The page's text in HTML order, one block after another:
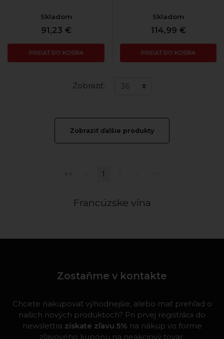
Skladom
91,23 €
PRIDAŤ DO KOŠÍKA
Skladom
114,99 €
PRIDAŤ DO KOŠÍKA
Zobraziť:
Zobraziť ďalšie produkty
<< 1
Francúzske vína
Zostaňme v kontakte
Chcete nakupovať výhodnejšie, alebo mať prehľad o
našich nových produktoch? Pri prvej registrácii do
newslettra získate zľavu 5% na nákup vo forme
zľavového kupónu na neakciový tovar.